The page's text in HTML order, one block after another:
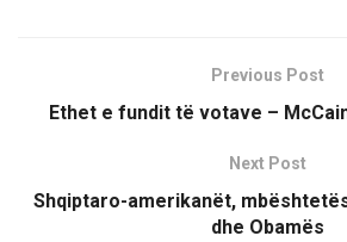
Previous Post
Ethet e fundit të votave –
Next Post
Shqiptaro-amerikanët,
dhe Obamës